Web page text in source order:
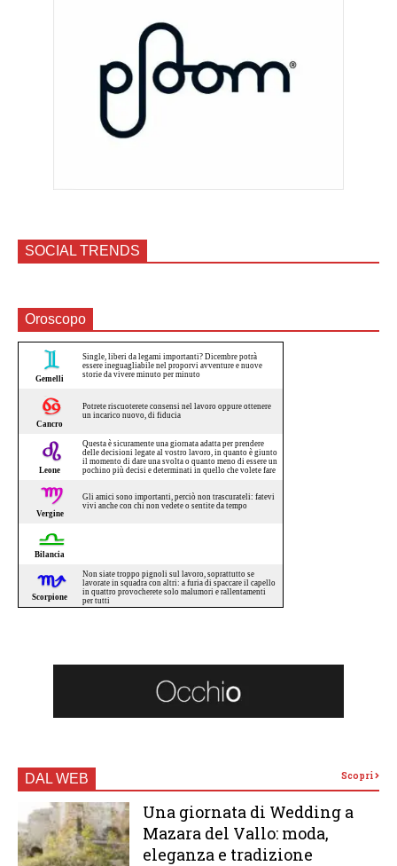
SOCIAL TRENDS
Oroscopo
DAL WEB Scopri
Una giornata di Wedding a
Mazara del Vallo: moda,
eleganza e tradizione